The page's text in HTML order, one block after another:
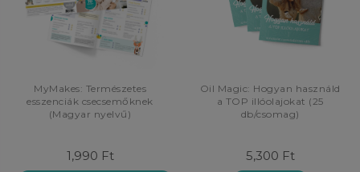
MyMakes: Természetes
esszenciák csecsemőknek
(Magyar nyelvű)
1,990 Ft
Oil Magic: Hogyan használd
a TOP illóolajokat (25
db/csomag)
5,300 Ft